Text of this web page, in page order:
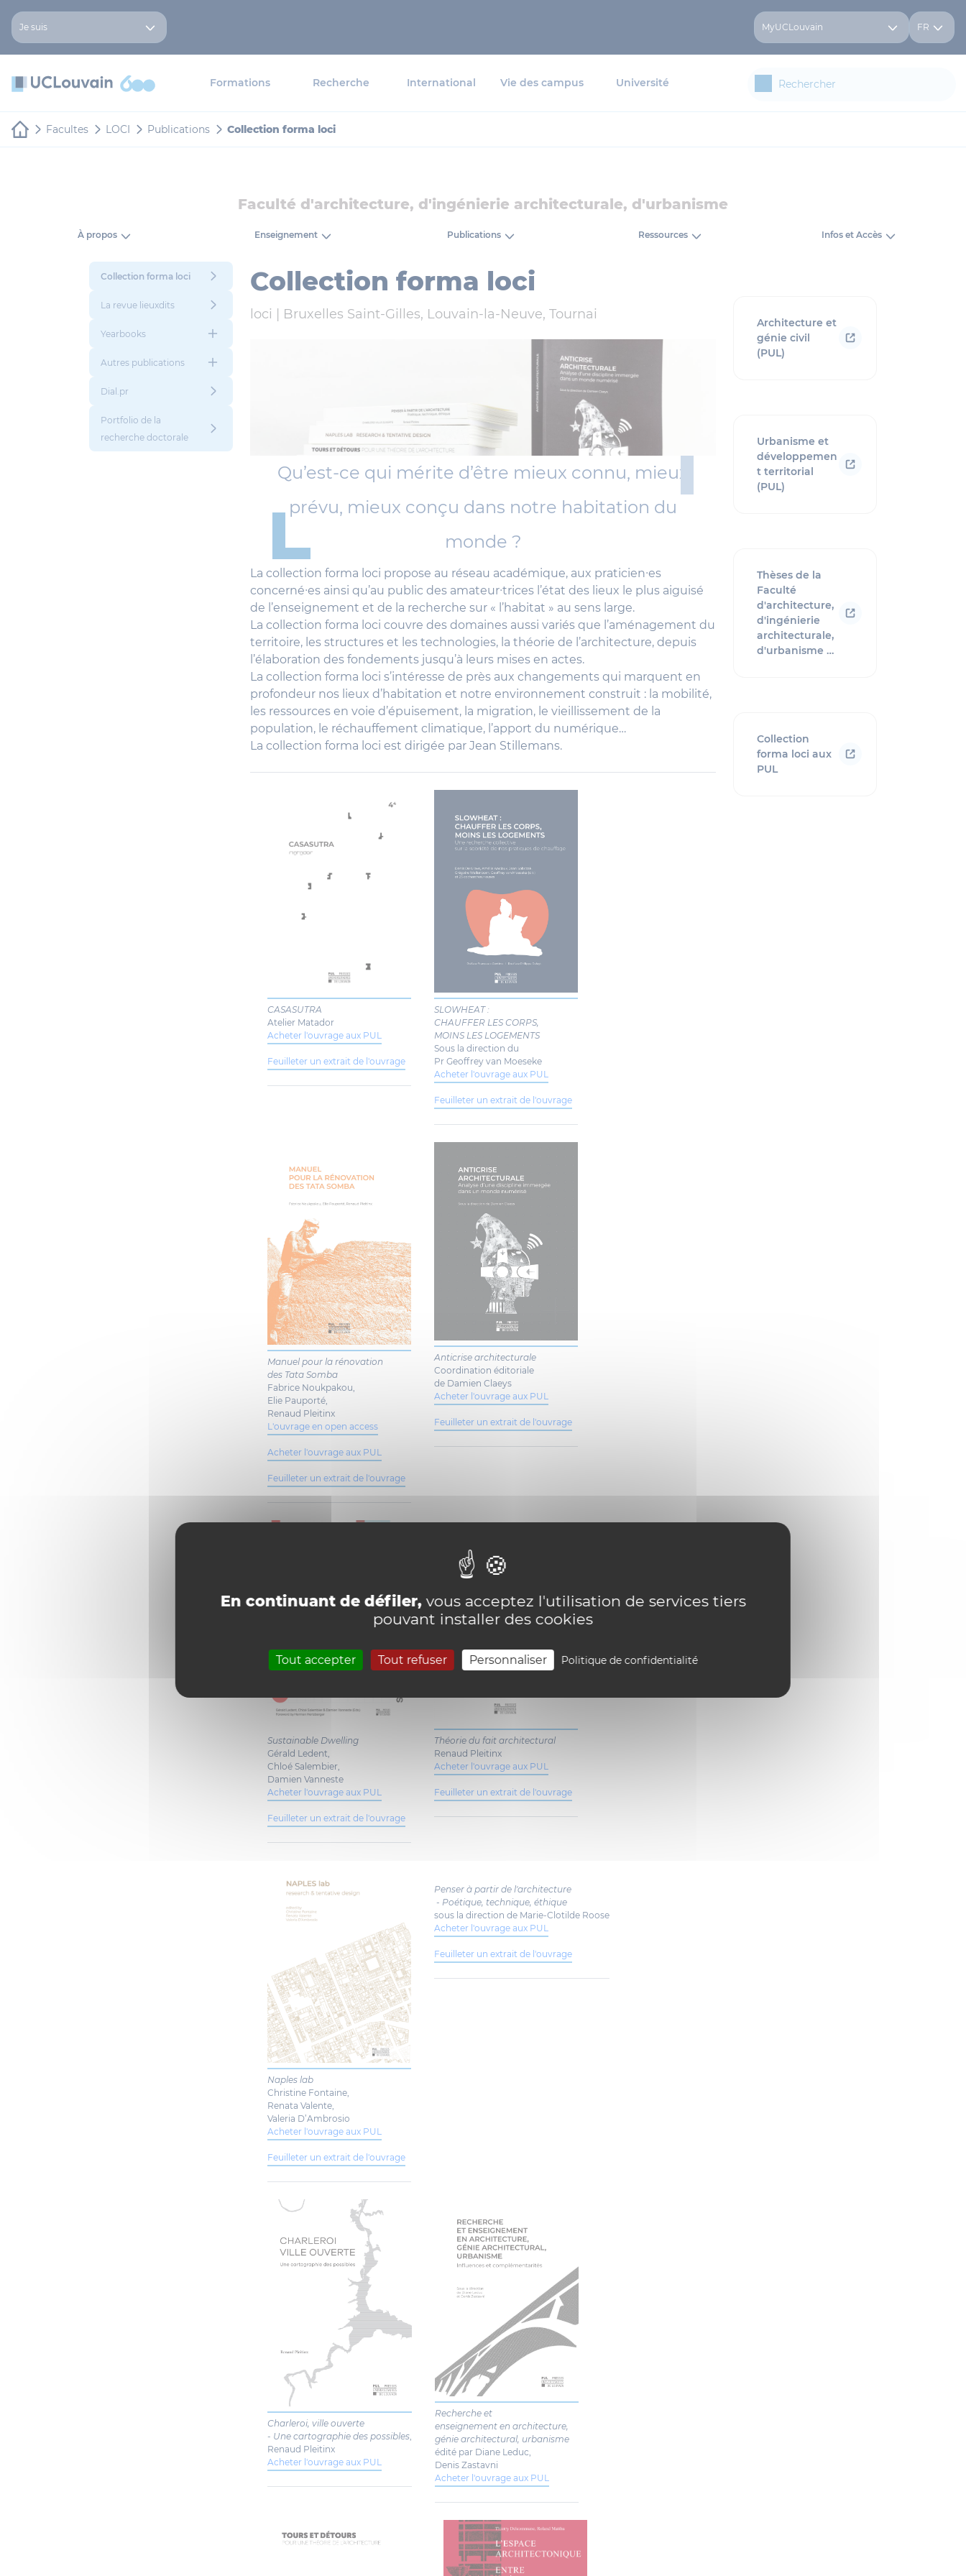
Panneau de gestion des cookies
En continuant de défiler,vous acceptez l'utilisation de services tiers
pouvant installer des cookies
Tout accepter Tout refuser Personnaliser Politique de confidentialité
Je suis MyUCLouvain FR
Formations Recherche International Vie des campus Université
Facultes LOCI Publications Collection forma loci
Faculté d'architecture, d'ingénierie architecturale, d'urbanisme
À propos Enseignement Publications Ressources Infos et Accès
Collection forma loci
La revue lieuxdits
Yearbooks
Autres publications
Dial.pr
Portfolio de la
recherche doctorale
Collection forma loci
loci | Bruxelles Saint-Gilles, Louvain-la-Neuve, Tournai
Qu’est-ce qui mérite d’être mieux connu, mieux
prévu, mieux conçu dans notre habitation du
monde ?
La collection forma loci propose au réseau académique, aux praticien∙es
concerné∙es ainsi qu’au public des amateur∙trices l’état des lieux le plus aiguisé
de l’enseignement et de la recherche sur « l’habitat » au sens large.
La collection forma loci couvre des domaines aussi variés que l’aménagement du
territoire, les structures et les technologies, la théorie de l’architecture, depuis
l’élaboration des fondements jusqu’à leurs mises en actes.
La collection forma loci s’intéresse de près aux changements qui marquent en
profondeur nos lieux d’habitation et notre environnement construit : la mobilité,
les ressources en voie d’épuisement, la migration, le vieillissement de la
population, le réchauffement climatique, l’apport du numérique…
La collection forma loci est dirigée par Jean Stillemans.
CASASUTRA
Atelier Matador
Acheter l'ouvrage aux PUL
Feuilleter un extrait de l'ouvrage
SLOWHEAT :
CHAUFFER LES CORPS,
MOINS LES LOGEMENTS
Sous la direction du
Pr Geoffrey van Moeseke
Acheter l'ouvrage aux PUL
Feuilleter un extrait de l'ouvrage
Manuel pour la rénovation
des Tata Somba
Fabrice Noukpakou,
Elie Pauporté,
Renaud Pleitinx
L'ouvrage en open access
Acheter l'ouvrage aux PUL
Feuilleter un extrait de l'ouvrage
Anticrise architecturale
Coordination éditoriale
de Damien Claeys
Acheter l'ouvrage aux PUL
Feuilleter un extrait de l'ouvrage
Sustainable Dwelling
Gérald Ledent,
Chloé Salembier,
Damien Vanneste
Acheter l'ouvrage aux PUL
Feuilleter un extrait de l'ouvrage
Théorie du fait architectural
Renaud Pleitinx
Acheter l'ouvrage aux PUL
Feuilleter un extrait de l'ouvrage
Naples lab
Christine Fontaine,
Renata Valente,
Valeria D’Ambrosio
Acheter l'ouvrage aux PUL
Feuilleter un extrait de l'ouvrage
Penser à partir de l'architecture
- Poétique, technique, éthique
sous la direction de Marie-Clotilde Roose
Acheter l'ouvrage aux PUL
Feuilleter un extrait de l'ouvrage
Charleroi, ville ouverte
- Une cartographie des possibles,
Renaud Pleitinx
Acheter l'ouvrage aux PUL
Recherche et
enseignement en architecture,
génie architectural, urbanisme
édité par Diane Leduc,
Denis Zastavni
Acheter l'ouvrage aux PUL
Architecture et
génie civil
(PUL)
Urbanisme et
développemen
t territorial
(PUL)
Thèses de la
Faculté
d'architecture,
d'ingénierie
architecturale,
d'urbanisme …
Collection
forma loci aux
PUL